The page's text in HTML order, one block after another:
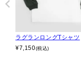
ラグランロングTシャツ
¥7,150(税込)